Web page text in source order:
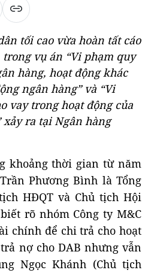
tối cao vừa hoàn tất cáo
vụ án “Vi phạm quy
hàng, hoạt động khác
ngân hàng” và “Vi
vay trong hoạt động của
xảy ra tại Ngân hàng
khoảng thời gian từ năm
Phương Bình là Tổng
HĐQT và Chủ tịch Hội
rõ nhóm Công ty M&C
chính để chi trả cho hoạt
nợ cho DAB nhưng vẫn
Ngọc Khánh (Chủ tịch